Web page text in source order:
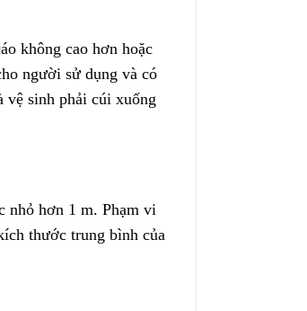
không cao hơn hoặc
người sử dụng và có
vệ sinh phải cúi xuống
nhỏ hơn 1 m. Phạm vi
thước trung bình của